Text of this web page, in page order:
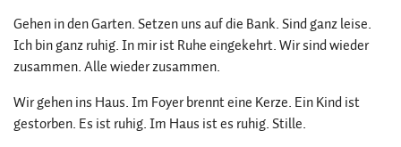
Gehen in den Garten. Setzen uns auf die Bank. Sind ganz leise.
Ich bin ganz ruhig. In mir ist Ruhe eingekehrt. Wir sind wieder
zusammen. Alle wieder zusammen.
Wir gehen ins Haus. Im Foyer brennt eine Kerze. Ein Kind ist
gestorben. Es ist ruhig. Im Haus ist es ruhig. Stille.